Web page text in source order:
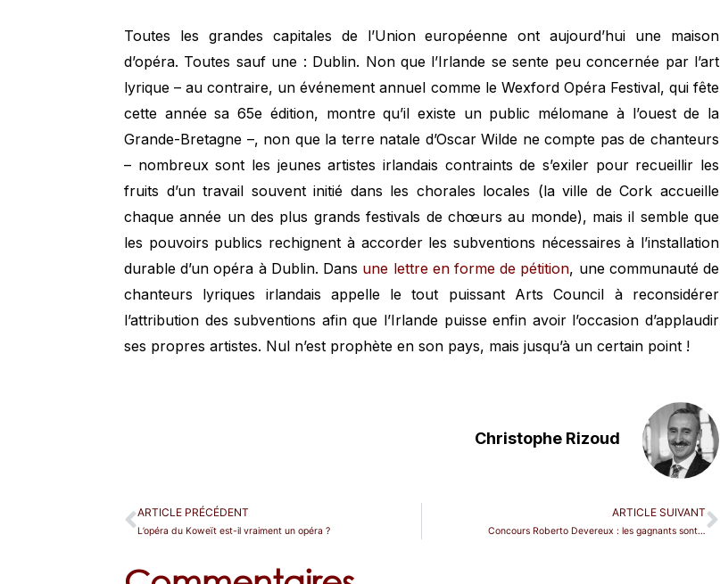
Toutes les grandes capitales de l’Union européenne ont aujourd’hui une maison
d’opéra. Toutes sauf une : Dublin. Non que l’Irlande se sente peu concernée par l’art
lyrique – au contraire, un événement annuel comme le Wexford Opéra Festival, qui fête
cette année sa 65e édition, montre qu’il existe un public mélomane à l’ouest de la
Grande-Bretagne –, non que la terre natale d’Oscar Wilde ne compte pas de chanteurs
– nombreux sont les jeunes artistes irlandais contraints de s’exiler pour recueillir les
fruits d’un travail souvent initié dans les chorales locales (la ville de Cork accueille
chaque année un des plus grands festivals de chœurs au monde), mais il semble que
les pouvoirs publics rechignent à accorder les subventions nécessaires à l’installation
durable d’un opéra à Dublin. Dans une lettre en forme de pétition, une communauté de
chanteurs lyriques irlandais appelle le tout puissant Arts Council à reconsidérer
l’attribution des subventions afin que l’Irlande puisse enfin avoir l’occasion d’applaudir
ses propres artistes. Nul n’est prophète en son pays, mais jusqu’à un certain point !
Christophe Rizoud
ARTICLE PRÉCÉDENT
L’opéra du Koweït est-il vraiment un opéra ?
ARTICLE SUIVANT
Concours Roberto Devereux : les gagnants sont…